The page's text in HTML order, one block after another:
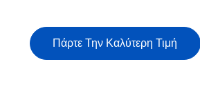
Πάρτε Την Καλύτερη Τιμή